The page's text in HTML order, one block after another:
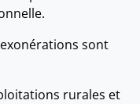
sont
rurales et